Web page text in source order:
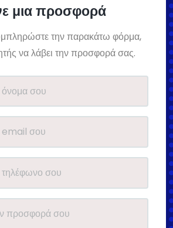
μια προσφορά
την παρακάτω φόρμα,
να λάβει την προσφορά σας.